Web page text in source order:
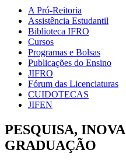
A Pró-Reitoria
Assistência Estudantil
Biblioteca IFRO
Cursos
Programas e Bolsas
Publicações do Ensino
JIFRO
Fórum das Licenciaturas
CUIDOTECAS
JIFEN
PESQUISA,
GRADUAÇÃO